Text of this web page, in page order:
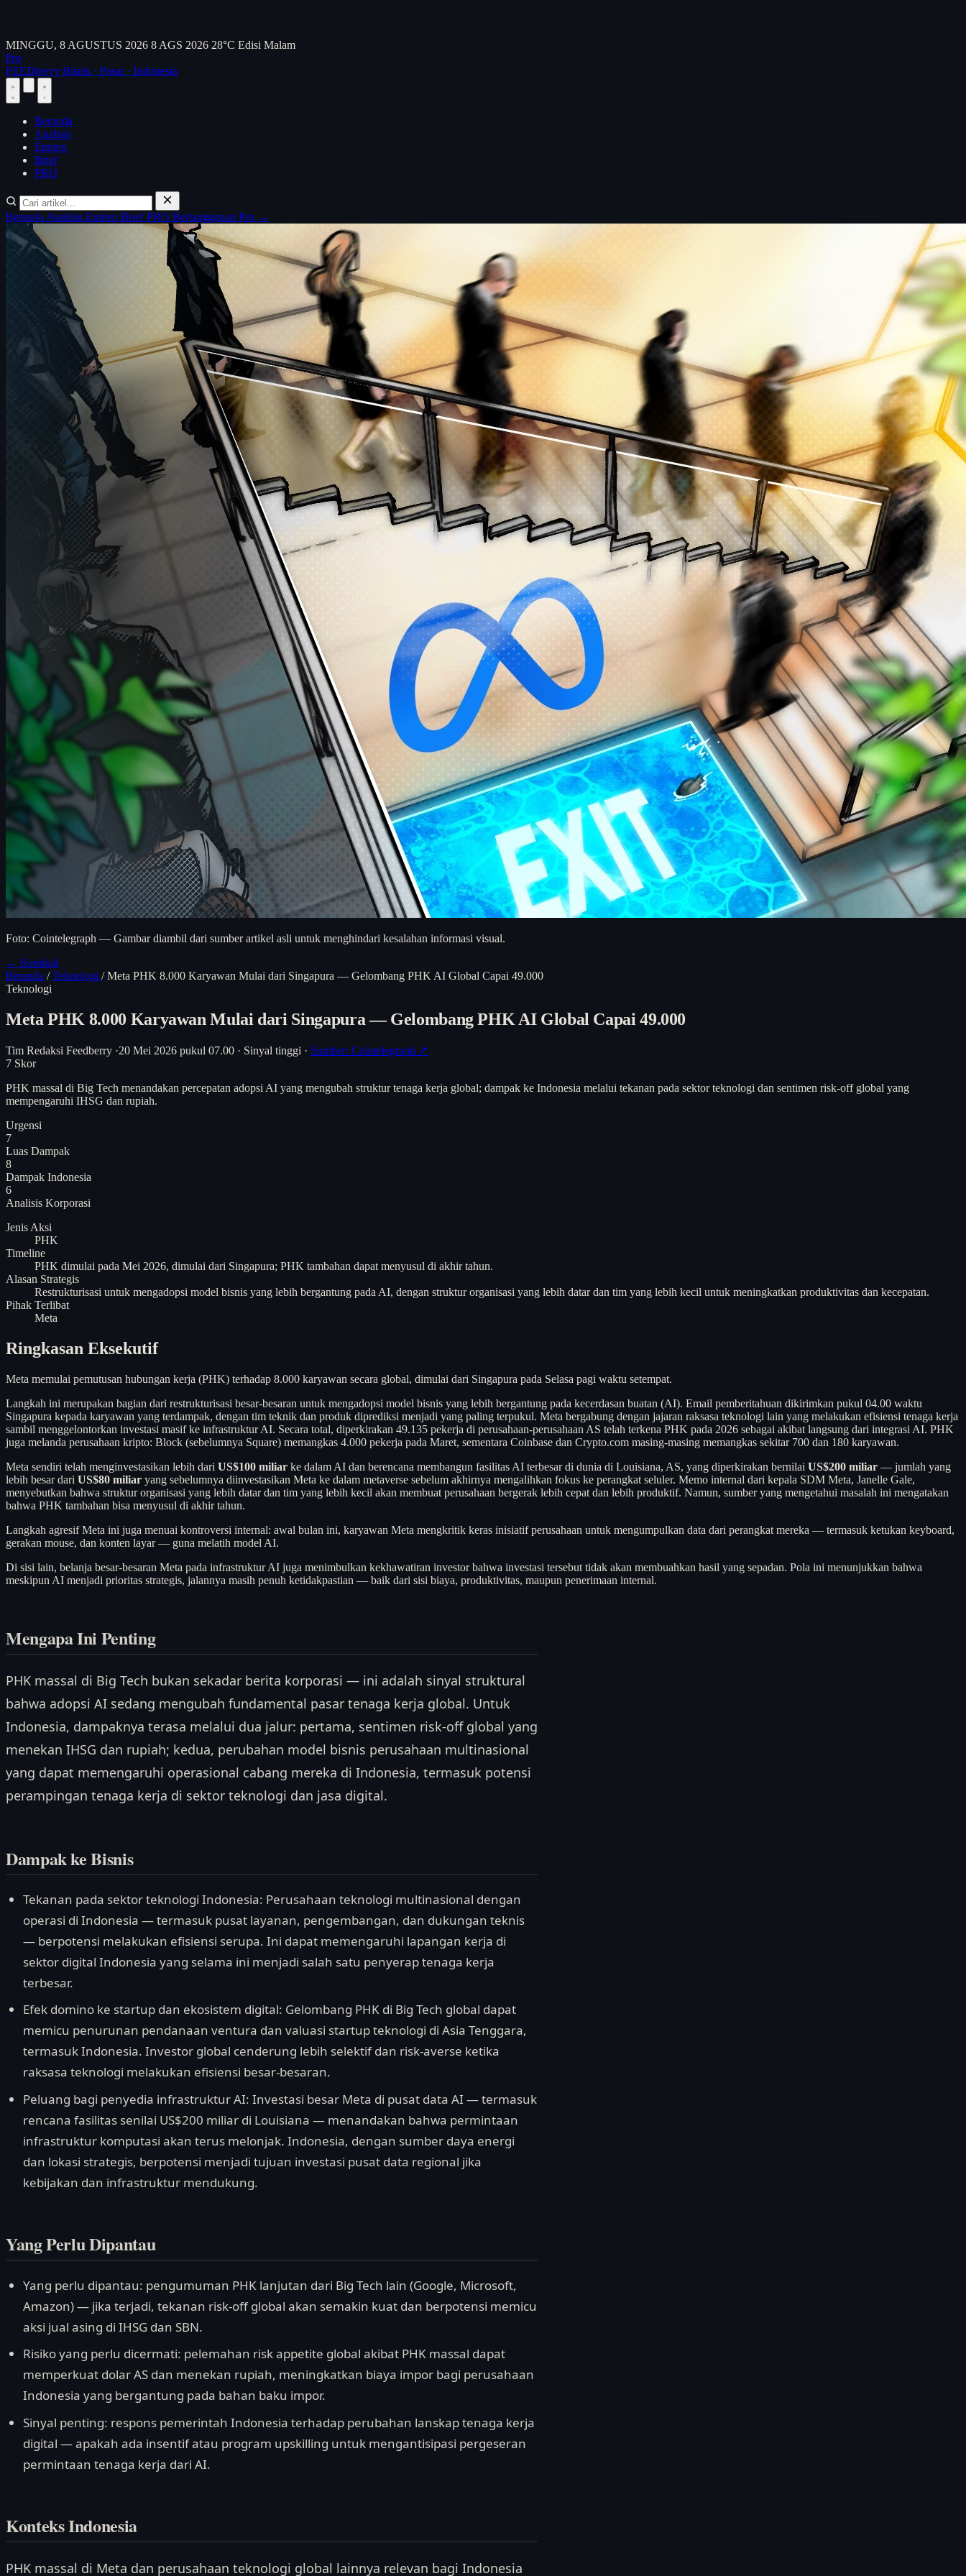
MINGGU, 8 AGUSTUS 2026 8 AGS 2026 28°C Edisi Malam
Pro
FEEDberry Bisnis · Pasar · Indonesia
Beranda
Analisis
Emiten
Brief
PRO
Beranda Analisis Emiten BriefPRO Berlangganan Pro →
Foto: Cointelegraph — Gambar diambil dari sumber artikel asli untuk menghindari kesalahan informasi visual.
← Kembali
Beranda / Teknologi / Meta PHK 8.000 Karyawan Mulai dari Singapura — Gelombang PHK AI Global Capai 49.000
Teknologi
Meta PHK 8.000 Karyawan Mulai dari Singapura — Gelombang PHK AI Global Capai 49.000
Tim Redaksi Feedberry ·20 Mei 2026 pukul 07.00 · Sinyal tinggi · Sumber: Cointelegraph ↗
7 Skor
PHK massal di Big Tech menandakan percepatan adopsi AI yang mengubah struktur tenaga kerja global; dampak ke Indonesia melalui tekanan pada sektor teknologi dan sentimen risk-off global yang
mempengaruhi IHSG dan rupiah.
Urgensi
7
Luas Dampak
8
Dampak Indonesia
6
Analisis Korporasi
Jenis Aksi
PHK
Timeline
PHK dimulai pada Mei 2026, dimulai dari Singapura; PHK tambahan dapat menyusul di akhir tahun.
Alasan Strategis
Restrukturisasi untuk mengadopsi model bisnis yang lebih bergantung pada AI, dengan struktur organisasi yang lebih datar dan tim yang lebih kecil untuk meningkatkan produktivitas dan kecepatan.
Pihak Terlibat
Meta
Ringkasan Eksekutif
Meta memulai pemutusan hubungan kerja (PHK) terhadap 8.000 karyawan secara global, dimulai dari Singapura pada Selasa pagi waktu setempat.
Langkah ini merupakan bagian dari restrukturisasi besar-besaran untuk mengadopsi model bisnis yang lebih bergantung pada kecerdasan buatan (AI). Email pemberitahuan dikirimkan pukul 04.00 waktu
Singapura kepada karyawan yang terdampak, dengan tim teknik dan produk diprediksi menjadi yang paling terpukul. Meta bergabung dengan jajaran raksasa teknologi lain yang melakukan efisiensi tenaga kerja
sambil menggelontorkan investasi masif ke infrastruktur AI. Secara total, diperkirakan 49.135 pekerja di perusahaan-perusahaan AS telah terkena PHK pada 2026 sebagai akibat langsung dari integrasi AI. PHK
juga melanda perusahaan kripto: Block (sebelumnya Square) memangkas 4.000 pekerja pada Maret, sementara Coinbase dan Crypto.com masing-masing memangkas sekitar 700 dan 180 karyawan.
Meta sendiri telah menginvestasikan lebih dari US$100 miliar ke dalam AI dan berencana membangun fasilitas AI terbesar di dunia di Louisiana, AS, yang diperkirakan bernilai US$200 miliar — jumlah yang
lebih besar dari US$80 miliar yang sebelumnya diinvestasikan Meta ke dalam metaverse sebelum akhirnya mengalihkan fokus ke perangkat seluler. Memo internal dari kepala SDM Meta, Janelle Gale,
menyebutkan bahwa struktur organisasi yang lebih datar dan tim yang lebih kecil akan membuat perusahaan bergerak lebih cepat dan lebih produktif. Namun, sumber yang mengetahui masalah ini mengatakan
bahwa PHK tambahan bisa menyusul di akhir tahun.
Langkah agresif Meta ini juga menuai kontroversi internal: awal bulan ini, karyawan Meta mengkritik keras inisiatif perusahaan untuk mengumpulkan data dari perangkat mereka — termasuk ketukan keyboard,
gerakan mouse, dan konten layar — guna melatih model AI.
Di sisi lain, belanja besar-besaran Meta pada infrastruktur AI juga menimbulkan kekhawatiran investor bahwa investasi tersebut tidak akan membuahkan hasil yang sepadan. Pola ini menunjukkan bahwa
meskipun AI menjadi prioritas strategis, jalannya masih penuh ketidakpastian — baik dari sisi biaya, produktivitas, maupun penerimaan internal.
Mengapa Ini Penting
PHK massal di Big Tech bukan sekadar berita korporasi — ini adalah sinyal struktural
bahwa adopsi AI sedang mengubah fundamental pasar tenaga kerja global. Untuk
Indonesia, dampaknya terasa melalui dua jalur: pertama, sentimen risk-off global yang
menekan IHSG dan rupiah; kedua, perubahan model bisnis perusahaan multinasional
yang dapat memengaruhi operasional cabang mereka di Indonesia, termasuk potensi
perampingan tenaga kerja di sektor teknologi dan jasa digital.
Dampak ke Bisnis
Tekanan pada sektor teknologi Indonesia: Perusahaan teknologi multinasional dengan
operasi di Indonesia — termasuk pusat layanan, pengembangan, dan dukungan teknis
— berpotensi melakukan efisiensi serupa. Ini dapat memengaruhi lapangan kerja di
sektor digital Indonesia yang selama ini menjadi salah satu penyerap tenaga kerja
terbesar.
Efek domino ke startup dan ekosistem digital: Gelombang PHK di Big Tech global dapat
memicu penurunan pendanaan ventura dan valuasi startup teknologi di Asia Tenggara,
termasuk Indonesia. Investor global cenderung lebih selektif dan risk-averse ketika
raksasa teknologi melakukan efisiensi besar-besaran.
Peluang bagi penyedia infrastruktur AI: Investasi besar Meta di pusat data AI — termasuk
rencana fasilitas senilai US$200 miliar di Louisiana — menandakan bahwa permintaan
infrastruktur komputasi akan terus melonjak. Indonesia, dengan sumber daya energi
dan lokasi strategis, berpotensi menjadi tujuan investasi pusat data regional jika
kebijakan dan infrastruktur mendukung.
Yang Perlu Dipantau
Yang perlu dipantau: pengumuman PHK lanjutan dari Big Tech lain (Google, Microsoft,
Amazon) — jika terjadi, tekanan risk-off global akan semakin kuat dan berpotensi memicu
aksi jual asing di IHSG dan SBN.
Risiko yang perlu dicermati: pelemahan risk appetite global akibat PHK massal dapat
memperkuat dolar AS dan menekan rupiah, meningkatkan biaya impor bagi perusahaan
Indonesia yang bergantung pada bahan baku impor.
Sinyal penting: respons pemerintah Indonesia terhadap perubahan lanskap tenaga kerja
digital — apakah ada insentif atau program upskilling untuk mengantisipasi pergeseran
permintaan tenaga kerja dari AI.
Konteks Indonesia
PHK massal di Meta dan perusahaan teknologi global lainnya relevan bagi Indonesia